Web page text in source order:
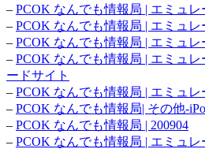
– PCOK なんでも情報局 | エミュ
– PCOK なんでも情報局 | エミュ
– PCOK なんでも情報局 | エミュ
– PCOK なんでも情報局 | エミュ
ードサイト
– PCOK なんでも情報局 | エミュ
– PCOK なんでも情報局| その他-
– PCOK なんでも情報局 | 200904
– PCOK なんでも情報局 | エミュ